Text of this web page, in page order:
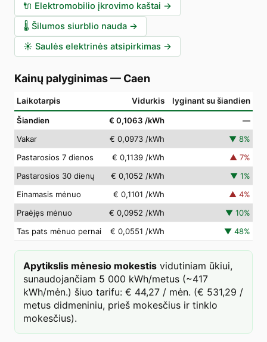
🔌 Elektromobilio įkrovimo kaštai →
🌡️ Šilumos siurblio nauda →
☀️ Saulės elektrinės atsipirkimas →
Kainų palyginimas— Caen
Laikotarpis Vidurkis lyginant su šiandien
Šiandien € 0,1063 /kWh
—
Vakar
€ 0,0973 /kWh ▼ 8%
Pastarosios 7 dienos
€ 0,1139 /kWh ▲ 7%
Pastarosios 30 dienų
€ 0,1052 /kWh ▼ 1%
Einamasis mėnuo
€ 0,1101 /kWh ▲ 4%
Praėjęs mėnuo
€ 0,0952 /kWh ▼ 10%
Tas pats mėnuo pernai
€ 0,0551 /kWh ▼ 48%
Apytikslis mėnesio mokestis vidutiniam ūkiui,
sunaudojančiam 5 000 kWh/metus (~417
kWh/mėn.) šiuo tarifu: € 44,27 / mėn. (€ 531,29 /
metus didmeniniu, prieš mokesčius ir tinklo
mokesčius).